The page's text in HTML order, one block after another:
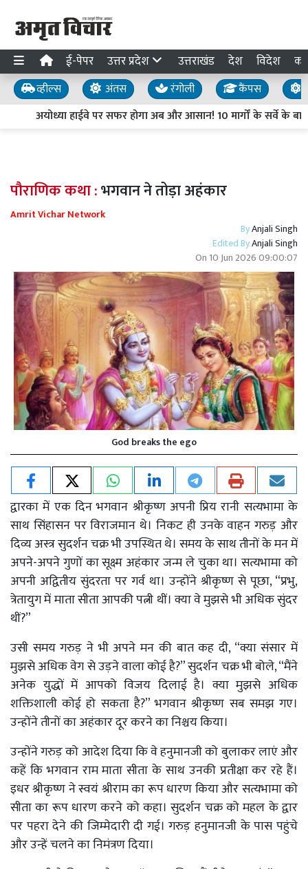
ई-पेपर उत्तर प्रदेश उत्तराखंड देश विदेश
व्हील्स अंतस रंगोली कैंपस
अयोध्या हाईवे पर सफर होगा अब और आसान! 10 मार्गों के सर्वे के
पौराणिक कथा :भगवान ने तोड़ा अहंकार
Amrit Vichar Network
ByAnjali Singh
Edited ByAnjali Singh
On 10 Jun 2026 09:00:07
God breaks the ego
द्वारका में एक दिन भगवान श्रीकृष्ण अपनी प्रिय रानी सत्यभामा के
साथ सिंहासन पर विराजमान थे। निकट ही उनके वाहन गरुड़ और
दिव्य अस्त्र सुदर्शन चक्र भी उपस्थित थे। समय के साथ तीनों के मन में
अपने-अपने गुणों का सूक्ष्म अहंकार जन्म ले चुका था। सत्यभामा को
अपनी अद्वितीय सुंदरता पर गर्व था। उन्होंने श्रीकृष्ण से पूछा, “प्रभु,
त्रेतायुग में माता सीता आपकी पत्नी थीं। क्या वे मुझसे भी अधिक सुंदर
थीं?”
उसी समय गरुड़ ने भी अपने मन की बात कह दी, “क्या संसार में
मुझसे अधिक वेग से उड़ने वाला कोई है?” सुदर्शन चक्र भी बोले, “मैंने
अनेक युद्धों में आपको विजय दिलाई है। क्या मुझसे अधिक
शक्तिशाली कोई हो सकता है?” भगवान श्रीकृष्ण सब समझ गए।
उन्होंने तीनों का अहंकार दूर करने का निश्चय किया।
उन्होंने गरुड़ को आदेश दिया कि वे हनुमानजी को बुलाकर लाएं और
कहें कि भगवान राम माता सीता के साथ उनकी प्रतीक्षा कर रहे हैं।
इधर श्रीकृष्ण ने स्वयं श्रीराम का रूप धारण किया और सत्यभामा को
सीता का रूप धारण करने को कहा। सुदर्शन चक्र को महल के द्वार
पर पहरा देने की जिम्मेदारी दी गई। गरुड़ हनुमानजी के पास पहुंचे
और उन्हें चलने का निमंत्रण दिया।